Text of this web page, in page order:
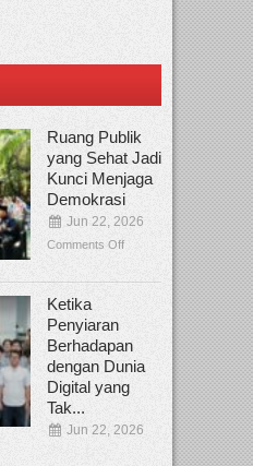
Ruang Publik
yang Sehat Jadi
Kunci Menjaga
Demokrasi
Jun 22, 2026
Comments Off
Ketika
Penyiaran
Berhadapan
dengan Dunia
Digital yang
Tak...
Jun 22, 2026